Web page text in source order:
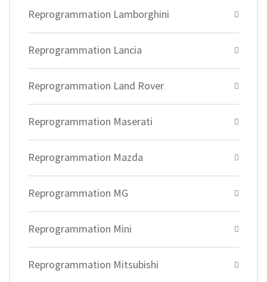
Reprogrammation Lamborghini
Reprogrammation Lancia
Reprogrammation Land Rover
Reprogrammation Maserati
Reprogrammation Mazda
Reprogrammation MG
Reprogrammation Mini
Reprogrammation Mitsubishi